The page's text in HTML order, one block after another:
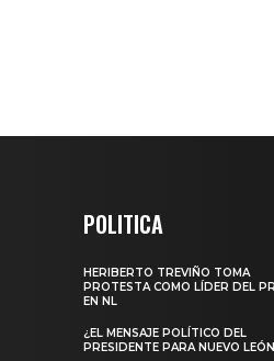
POLITICA
HERIBERTO TREVIÑO TOMA
PROTESTA COMO LÍDER DEL
EN NL
¿EL MENSAJE POLÍTICO DEL
PRESIDENTE PARA NUEVO